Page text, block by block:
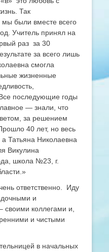
Так
мы были вместе всего
Учитель принял на
раз за 30
за всего лишь
смогла
жизненные
последующие годы
— знали, что
за решением
40 лет, но весь
Татьяна Николаевна
Викулина
школа №23, г.
ответственно. Иду
и
коллегами и,
и чистыми
в начальных